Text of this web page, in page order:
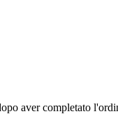
aver completato